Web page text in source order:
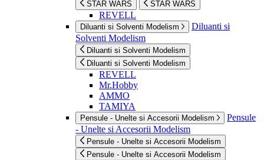
STAR WARS STAR WARS
REVELL
Diluanti si Solventi Modelism
Diluanti si
Solventi Modelism
Diluanti si Solventi Modelism
Diluanti si Solventi Modelism
REVELL
Mr.Hobby
AMMO
TAMIYA
Pensule - Unelte si Accesorii Modelism
Pensule
- Unelte si Accesorii Modelism
Pensule - Unelte si Accesorii Modelism
Pensule - Unelte si Accesorii Modelism